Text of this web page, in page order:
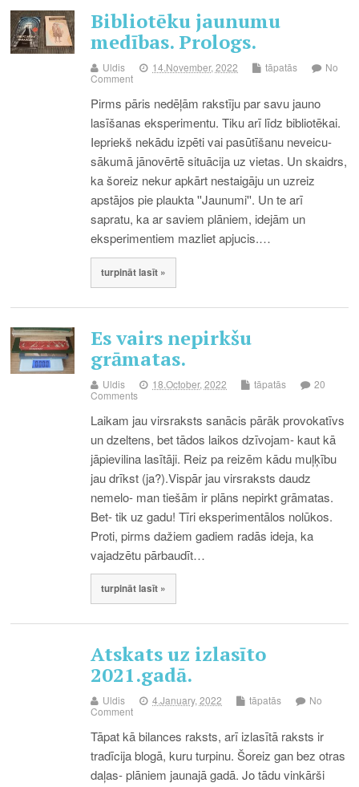
Bibliotēku jaunumu
medības. Prologs.
Uldis 14.November, 2022 tāpatās
No
Comment
Pirms pāris nedēļām rakstīju par savu jauno
lasīšanas eksperimentu. Tiku arī līdz bibliotēkai.
Iepriekš nekādu izpēti vai pasūtīšanu neveicu-
sākumā jānovērtē situācija uz vietas. Un skaidrs,
ka šoreiz nekur apkārt nestaigāju un uzreiz
apstājos pie plaukta ''Jaunumi''. Un te arī
sapratu, ka ar saviem plāniem, idejām un
eksperimentiem mazliet apjucis.…
turpināt lasīt »
Es vairs nepirkšu
grāmatas.
Uldis 18.October, 2022 tāpatās
20
Comments
Laikam jau virsraksts sanācis pārāk provokatīvs
un dzeltens, bet tādos laikos dzīvojam- kaut kā
jāpievilina lasītāji. Reiz pa reizēm kādu muļķību
jau drīkst (ja?).Vispār jau virsraksts daudz
nemelo- man tiešām ir plāns nepirkt grāmatas.
Bet- tik uz gadu! Tīri eksperimentālos nolūkos.
Proti, pirms dažiem gadiem radās ideja, ka
vajadzētu pārbaudīt…
turpināt lasīt »
Atskats uz izlasīto
2021.gadā.
Uldis 4.January, 2022 tāpatās
No
Comment
Tāpat kā bilances raksts, arī izlasītā raksts ir
tradīcija blogā, kuru turpinu. Šoreiz gan bez otras
daļas- plāniem jaunajā gadā. Jo tādu vinkārši